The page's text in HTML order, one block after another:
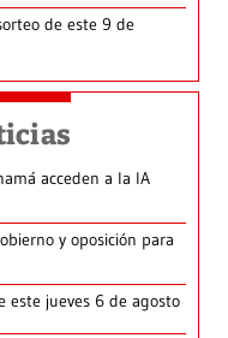
de este 9 de
acceden a la IA
y oposición para
este jueves 6 de agosto